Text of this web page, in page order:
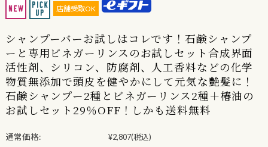
店舗受取OK
シャンプーバーお試しはコレです！石鹸シャンプ
ーと専用ビネガーリンスのお試しセット合成界面
活性剤、シリコン、防腐剤、人工香料などの化学
物質無添加で頭皮を健やかにして元気な艶髪に！
石鹸シャンプー2種とビネガーリンス2種＋椿油の
お試しセット29％OFF！しかも送料無料
通常価格: ¥2,807(税込)